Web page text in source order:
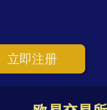
立即注册